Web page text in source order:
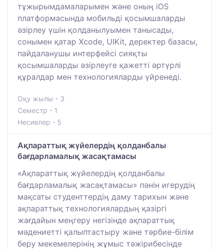
тұжырымдамаларымен және оның iOS
платформасында мобильді қосымшаларды
әзірлеу үшін қолданылуымен танысады,
сонымен қатар Xcode, UIKit, деректер базасы,
пайдаланушы интерфейсі сияқты
қосымшаларды әзірлеуге қажетті әртүрлі
құралдар мен технологияларды үйренеді.
Оқу жылы - 3
Семестр - 1
Несиелер - 5
Ақпараттық жүйелердің қолданбалы
бағдарламалық жасақтамасы
«Ақпараттық жүйелердің қолданбалы
бағдарламалық жасақтамасы» пәнін игерудің
мақсаты студенттердің даму тарихын және
ақпараттық технологиялардың қазіргі
жағдайын меңгеру негізінде ақпараттық
мәдениетті қалыптастыру және тәрбие-білім
беру мекемелерінің жұмыс тәжірибесінде